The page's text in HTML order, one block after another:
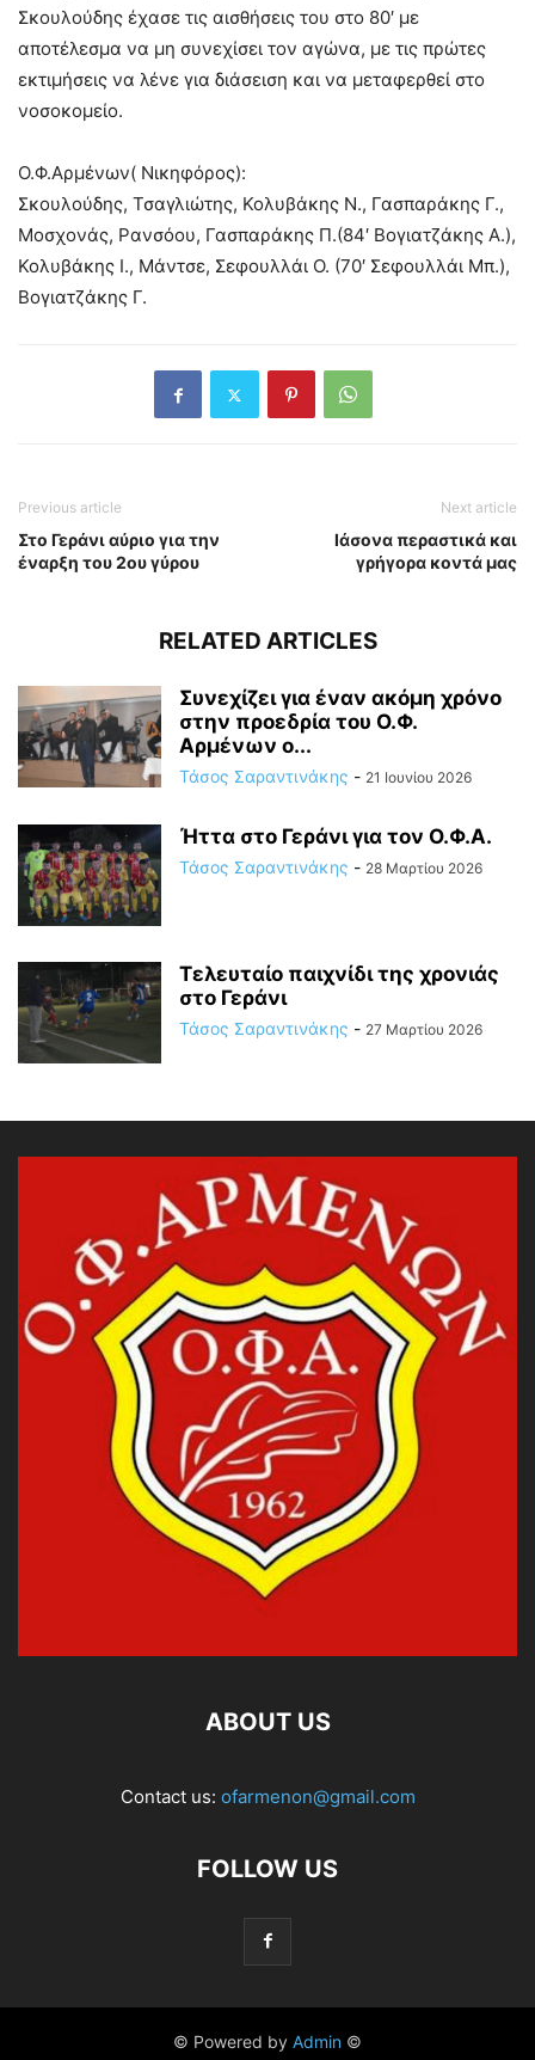
Σκουλούδης έχασε τις αισθήσεις του στο 80′ με
αποτέλεσμα να μη συνεχίσει τον αγώνα, με τις πρώτες
εκτιμήσεις να λένε για διάσειση και να μεταφερθεί στο
νοσοκομείο.
Ο.Φ.Αρμένων( Νικηφόρος):
Σκουλούδης, Τσαγλιώτης, Κολυβάκης Ν., Γασπαράκης Γ.,
Μοσχονάς, Ρανσόου, Γασπαράκης Π.(84′ Βογιατζάκης Α.),
Κολυβάκης Ι., Μάντσε, Σεφουλλάι Ο. (70′ Σεφουλλάι Μπ.),
Βογιατζάκης Γ.
Previous article
Στο Γεράνι αύριο για την
έναρξη του 2ου γύρου
Next article
Ιάσονα περαστικά και
γρήγορα κοντά μας
RELATED ARTICLES
Συνεχίζει για έναν ακόμη χρόνο
στην προεδρία του Ο.Φ.
Αρμένων ο...
Τάσος Σαραντινάκης - 21 Ιουνίου 2026
Ήττα στο Γεράνι για τον Ο.Φ.Α.
Τάσος Σαραντινάκης - 28 Μαρτίου 2026
Τελευταίο παιχνίδι της χρονιάς
στο Γεράνι
Τάσος Σαραντινάκης - 27 Μαρτίου 2026
ABOUT US
Contact us: ofarmenon@gmail.com
FOLLOW US
© Powered by Admin ©